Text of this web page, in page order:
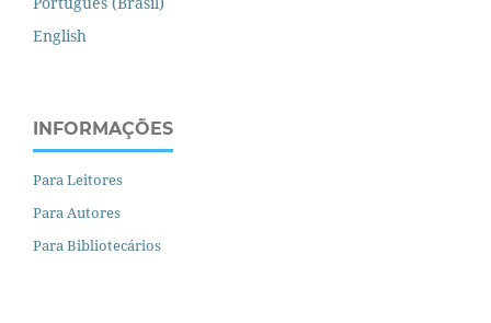
English
INFORMAÇÕES
Para Leitores
Para Autores
Para Bibliotecários